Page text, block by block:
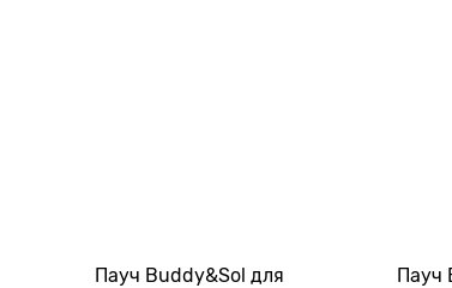
Пауч Buddy&Sol для
Пауч